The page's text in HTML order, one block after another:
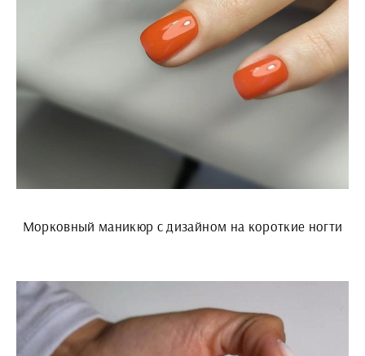
Морковный маникюр с дизайном на короткие ногти